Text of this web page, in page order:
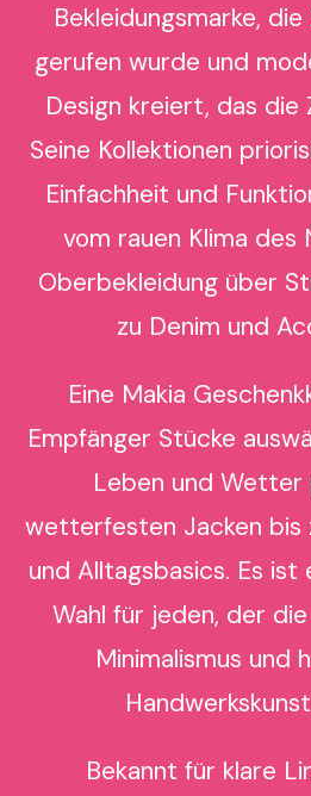
Bekleidungsmarke,
gerufen wurde und
Design kreiert, das
Seine Kollektionen
Einfachheit und
vom rauen Klima des
Oberbekleidung über
zu Denim und
Eine Makia
Empfänger Stücke
Leben und Wetter
wetterfesten Jacken bis
und Alltagsbasics. Es
Wahl für jeden, der
Minimalismus und
Bekannt für klare